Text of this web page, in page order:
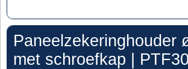
Paneelzekeringhouder
met schroefkap | PTF30